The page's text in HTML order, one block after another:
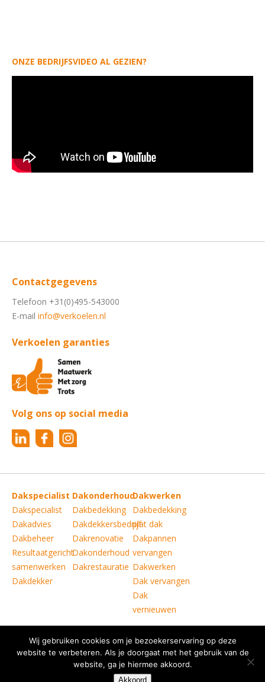
ONZE BEDRIJFSVIDEO AL GEZIEN?
Contactgegevens
Telefoon +31(0)495-543000
E-mail info@verkoelen.nl
Verkoelen garanties
Volg ons op social media
Dakspecialist
Dakspecialist
Dakadvies
Dakbeheer
Resultaatgericht
samenwerken
Dakdekker
Dakonderhoud
Dakbedekking
Dakdekkersbedrijf
Dakrenovatie
Dakonderhoud
Dakrestauratie
Dakwerken
Dakbedekking
plat dak
Dakpannen
vervangen
Dakwerken
Dak vervangen
Dak
vernieuwen
Copyright © Verkoelen Dakspecialisten Weert B.V.
|
Disclaimer
| Copyright | Privacy statement
Website doorBonsai media
Wij gebruiken cookies om je bezoekerservaring op deze
website te verbeteren. Als je doorgaat met het gebruik van de
website, ga je hiermee akkoord.
Akkoord